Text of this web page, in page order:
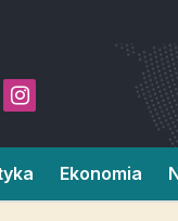
Instagram
Ekonomia